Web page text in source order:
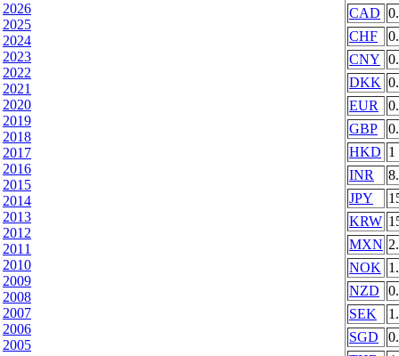
2026
2025
2024
2023
2022
2021
2020
2019
2018
2017
2016
2015
2014
2013
2012
2011
2010
2009
2008
2007
2006
2005
CAD
CHF
CNY
DKK
EUR
GBP
HKD 1
INR
JPY
KRW
MXN
NOK
NZD
SEK
SGD